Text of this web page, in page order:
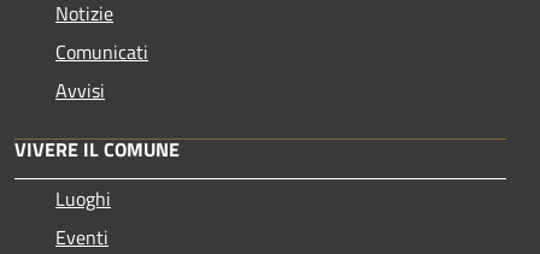
Notizie
Comunicati
Avvisi
VIVERE IL COMUNE
Luoghi
Eventi